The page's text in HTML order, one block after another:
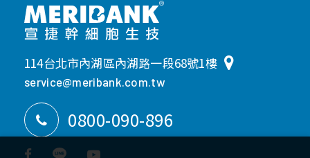
114台北市內湖區內湖路一段68號1樓
service@meribank.com.tw
0800-090-896